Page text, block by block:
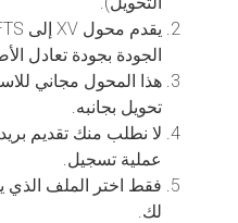
الجودة بجودة تعادل
تحويل بجانبه.
لا نطلب منك تقديم
عملية تسجيل.
فقط اختر الملف الذي
لك.